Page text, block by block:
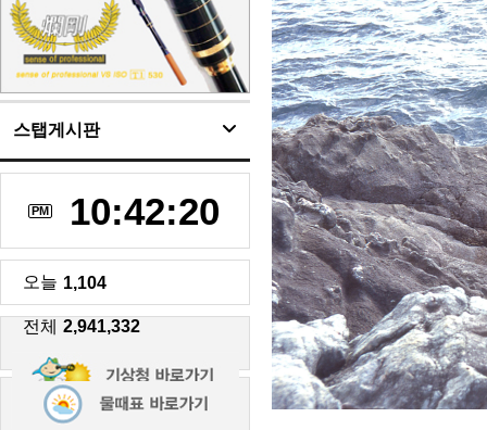
스탭게시판
PM 10:42:22
오늘 1,104
전체 2,941,332